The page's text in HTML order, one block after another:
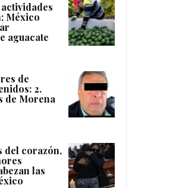
México
aguacate
de
2.
de Morena
del corazón,
las